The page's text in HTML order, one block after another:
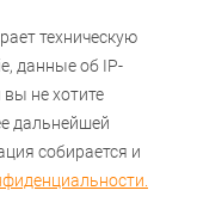
техническую
данные об IP-
не хотите
дальнейшей
собирается и